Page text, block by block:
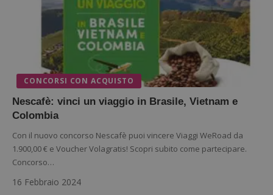
CONCORSI CON ACQUISTO
Nescafè: vinci un viaggio in Brasile, Vietnam e
Colombia
Con il nuovo concorso Nescafè puoi vincere Viaggi WeRoad da
1.900,00 € e Voucher Volagratis! Scopri subito come partecipare.
Concorso…
16 Febbraio 2024